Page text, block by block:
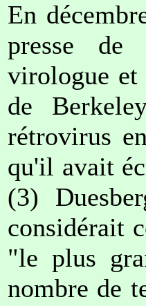
En
presse de
virologue et
de
rétrovirus
qu'il avait
(3)
considérait
"le plus
nombre de